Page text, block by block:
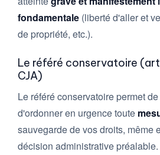
fondamentale (liberté d'aller et
de propriété, etc.).
Le référé conservatoire
CJA)
Le référé conservatoire permet
d'ordonner en urgence toute
sauvegarde de vos droits, même
décision administrative préalable.